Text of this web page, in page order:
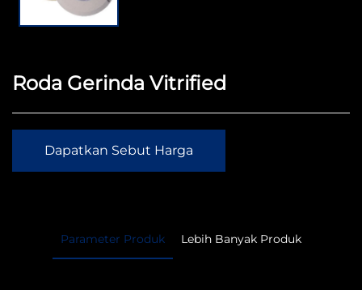
Roda Gerinda Vitrified
Dapatkan Sebut Harga
Parameter Produk Lebih Banyak Produk